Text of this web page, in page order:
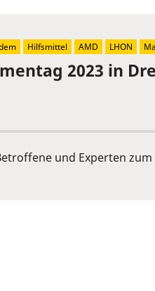
2023 in
und Experten
Hilfsmittel AMD LHON